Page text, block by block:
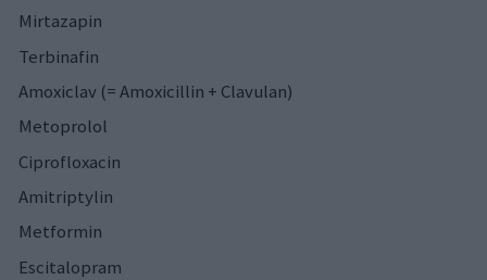
Mirtazapin
Terbinafin
Amoxiclav (= Amoxicillin + Clavulan)
Metoprolol
Ciprofloxacin
Amitriptylin
Metformin
Escitalopram